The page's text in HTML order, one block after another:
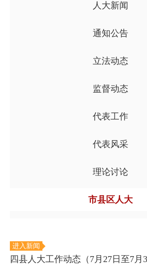
人大新闻
通知公告
立法动态
监督动态
代表工作
代表风采
理论讨论
市县区人大
进入新闻
四县人大工作动态（7月27日至7月